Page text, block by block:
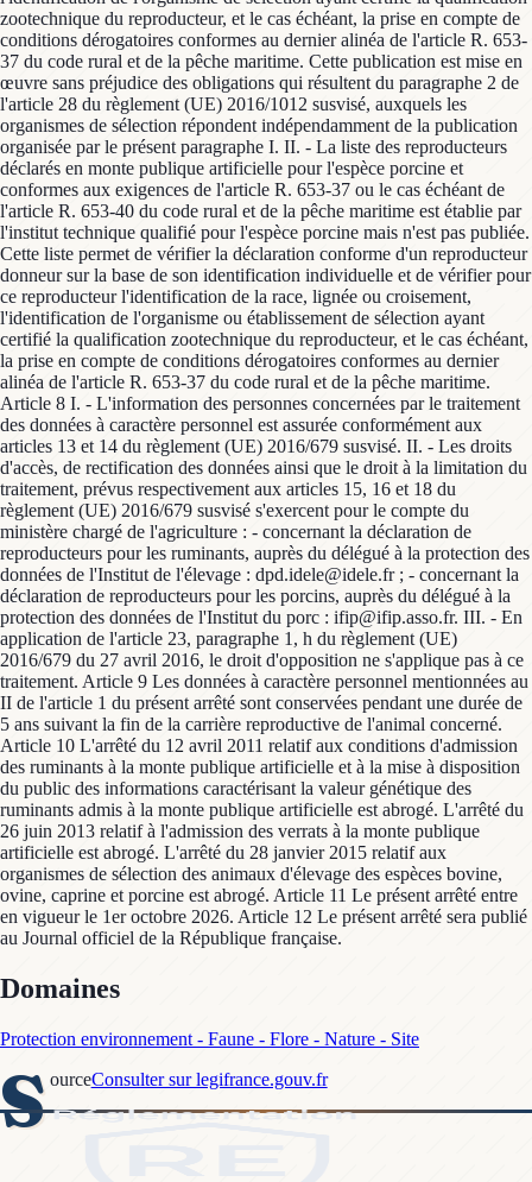
Domaines
Protection environnement - Faune - Flore - Nature - Site
S ourceConsulter sur legifrance.gouv.fr